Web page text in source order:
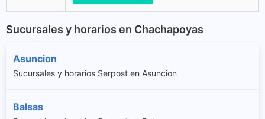
Sucursales y horarios en Chachapoyas
Asuncion
Sucursales y horarios Serpost en Asuncion
Balsas